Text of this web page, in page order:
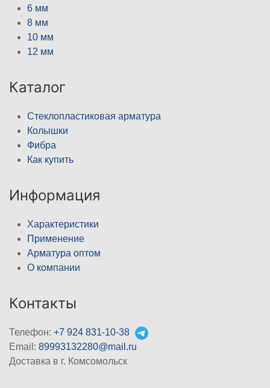
6 мм
8 мм
10 мм
12 мм
Каталог
Стеклопластиковая арматура
Колышки
Фибра
Как купить
Информация
Характеристики
Применение
Арматура оптом
О компании
Контакты
Телефон: +7 924 831-10-38
Email: 89993132280@mail.ru
Доставка в г. Комсомольск